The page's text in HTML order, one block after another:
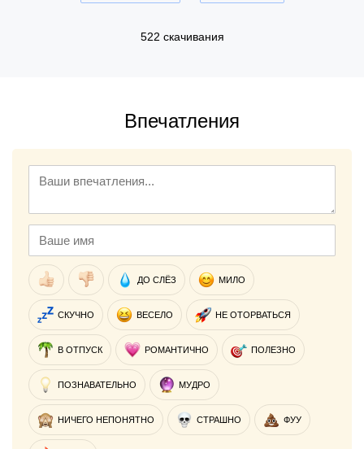
522 скачивания
Впечатления
ДО СЛЁЗ МИЛО
СКУЧНО ВЕСЕЛО НЕ ОТОРВАТЬСЯ
В ОТПУСК РОМАНТИЧНО ПОЛЕЗНО
ПОЗНАВАТЕЛЬНО МУДРО
НИЧЕГО НЕПОНЯТНО СТРАШНО ФУУ